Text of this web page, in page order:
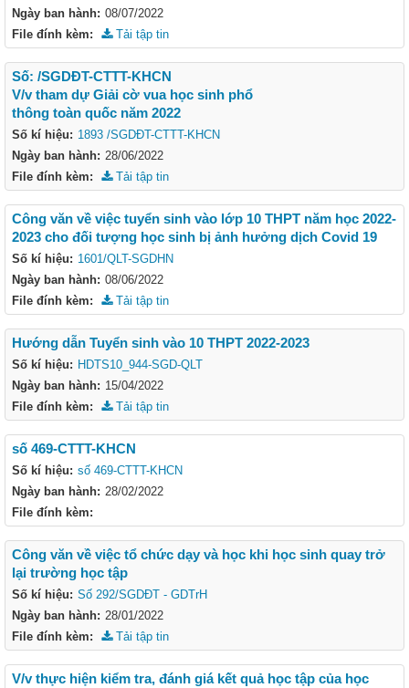
Ngày ban hành: 08/07/2022
File đính kèm: Tải tập tin
Số kí hiệu: 1893 /SGDĐT-CTTT-KHCN
Ngày ban hành: 28/06/2022
Số: /SGDĐT-CTTT-KHCN
V/v tham dự Giải cờ vua học sinh phổ
thông toàn quốc năm 2022
File đính kèm: Tải tập tin
Số kí hiệu: 1601/QLT-SGDHN
Ngày ban hành: 08/06/2022
Công văn về việc tuyển sinh vào lớp 10 THPT năm học 2022-
2023 cho đối tượng học sinh bị ảnh hưởng dịch Covid 19
File đính kèm: Tải tập tin
Số kí hiệu: HDTS10_944-SGD-QLT
Ngày ban hành: 15/04/2022
Hướng dẫn Tuyển sinh vào 10 THPT 2022-2023
File đính kèm: Tải tập tin
Số kí hiệu: số 469-CTTT-KHCN
Ngày ban hành: 28/02/2022
số 469-CTTT-KHCN
File đính kèm:
Số kí hiệu: Số 292/SGDĐT - GDTrH
Ngày ban hành: 28/01/2022
Công văn về việc tổ chức dạy và học khi học sinh quay trở
lại trường học tập
File đính kèm: Tải tập tin
V/v thực hiện kiểm tra, đánh giá kết quả học tập của học